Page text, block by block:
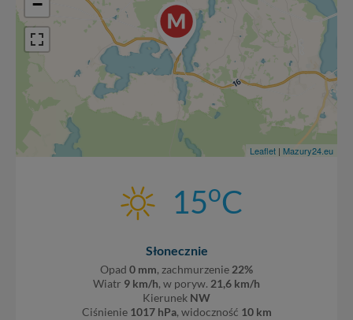
−
Leaflet | Mazury24.eu
15oC
Słonecznie
Opad 0 mm, zachmurzenie 22%
Wiatr 9 km/h, w poryw. 21,6 km/h
Kierunek NW
Ciśnienie 1017 hPa, widoczność 10 km
Administratorem Twoich danych jest: Agencja
Reklamowa Kreacja Monika Borkowska, z siedzibą ul.
Wiejska 17, 11-500 Giżycko. Możesz z nami
skontaktować się za pośrednictwem tej strony
W każdej chwili możesz: zażądać dostępu do swoich
danych, zażądać ich poprawienia lub usunięcia,
zabronić ich przetwarzania. Pamiętaj jednak, że nie
zawsze jest możliwe techniczne zrealizowanie Twoich
cookies. Twoja przeglądarka umożliwia Ci skasowanie
tych plików - w pewnych przypadkach nie możemy tego